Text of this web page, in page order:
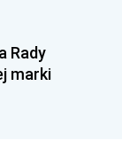
Rady
marki